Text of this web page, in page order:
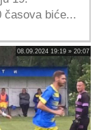
časova biće...
08.09.2024 19:19 » 20:07